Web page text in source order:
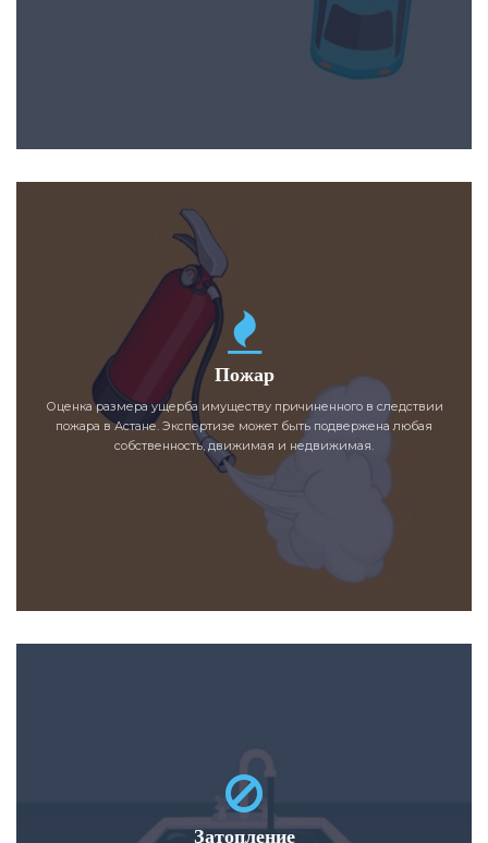
Пожар
Оценка размера ущерба имуществу причиненного в следствии
пожара в Астане. Экспертизе может быть подвержена любая
собственность, движимая и недвижимая.
Затопление